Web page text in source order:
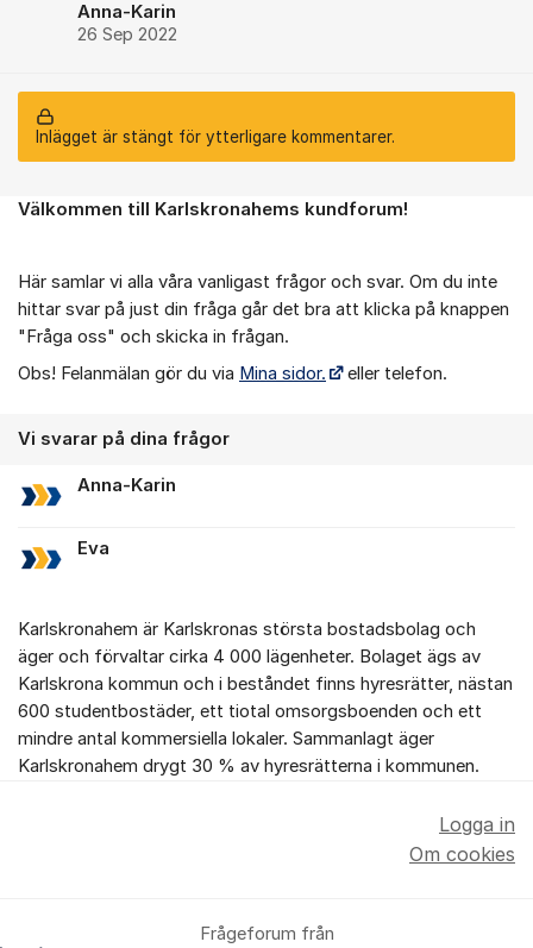
Anna-Karin
26 Sep 2022
Inlägget är stängt för ytterligare kommentarer.
Om forumet
Välkommen till Karlskronahems kundforum!
Här samlar vi alla våra vanligast frågor och svar. Om du inte
hittar svar på just din fråga går det bra att klicka på knappen
"Fråga oss" och skicka in frågan.
Obs! Felanmälan gör du via Mina sidor. eller telefon.
Vi svarar på dina frågor
Anna-Karin
Eva
Karlskronahem är Karlskronas största bostadsbolag och
äger och förvaltar cirka 4 000 lägenheter. Bolaget ägs av
Karlskrona kommun och i beståndet finns hyresrätter, nästan
600 studentbostäder, ett tiotal omsorgsboenden och ett
mindre antal kommersiella lokaler. Sammanlagt äger
Karlskronahem drygt 30 % av hyresrätterna i kommunen.
Frågeforum från
Logga in
Om cookies